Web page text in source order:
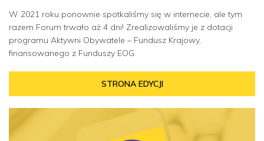
W 2021 roku ponownie spotkaliśmy się w internecie, ale tym
razem Forum trwało aż 4 dni! Zrealizowaliśmy je z dotacji
programu Aktywni Obywatele – Fundusz Krajowy,
finansowanego z Funduszy EOG.
STRONA EDYCJI